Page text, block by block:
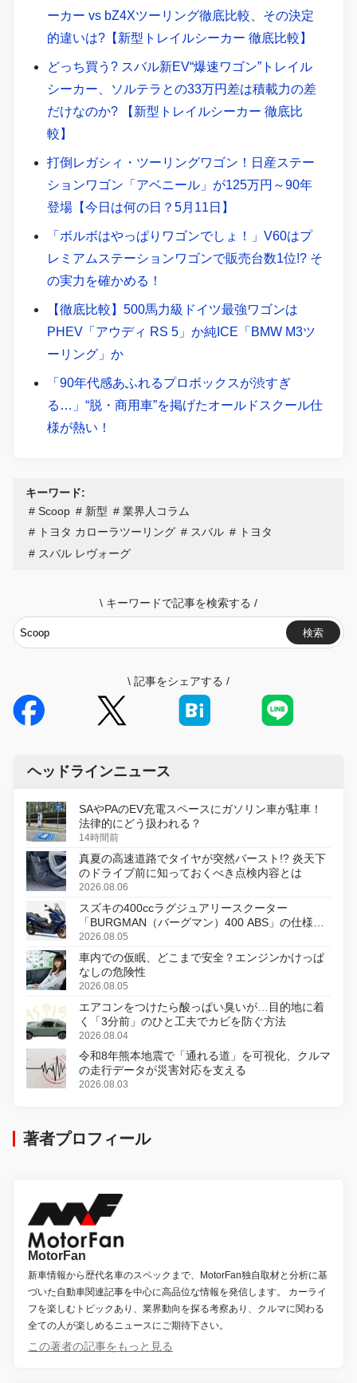
ーカー vs bZ4Xツーリング徹底比較、その決定
的違いは?【新型トレイルシーカー 徹底比較】
どっち買う? スバル新EV“爆速ワゴン”トレイル
シーカー、ソルテラとの33万円差は積載力の差
だけなのか? 【新型トレイルシーカー 徹底比
較】
打倒レガシィ・ツーリングワゴン！日産ステー
ションワゴン「アベニール」が125万円～90年
登場【今日は何の日？5月11日】
「ボルボはやっぱりワゴンでしょ！」V60はプ
レミアムステーションワゴンで販売台数1位!? そ
の実力を確かめる！
【徹底比較】500馬力級ドイツ最強ワゴンは
PHEV「アウディ RS 5」か純ICE「BMW M3ツ
ーリング」か
「90年代感あふれるプロボックスが渋すぎ
る…」“脱・商用車”を掲げたオールドスクール仕
様が熱い！
キーワード:
Scoop
新型
業界人コラム
トヨタ カローラツーリング
スバル
トヨタ
スバル レヴォーグ
\ キーワードで記事を検索する /
検索
\ 記事をシェアする /
ヘッドラインニュース
SAやPAのEV充電スペースにガソリン車が駐車！
法律的にどう扱われる？
14時間前
真夏の高速道路でタイヤが突然バースト!? 炎天下
のドライブ前に知っておくべき点検内容とは
2026.08.06
スズキの400ccラグジュアリースクーター
「BURGMAN（バーグマン）400 ABS」の仕様を
変更し、8月18日に発売
2026.08.05
車内での仮眠、どこまで安全？エンジンかけっぱ
なしの危険性
2026.08.05
エアコンをつけたら酸っぱい臭いが…目的地に着
く「3分前」のひと工夫でカビを防ぐ方法
2026.08.04
令和8年熊本地震で「通れる道」を可視化、クルマ
の走行データが災害対応を支える
2026.08.03
著者プロフィール
MotorFan
新車情報から歴代名車のスペックまで、MotorFan独自取材と分析に基
づいた自動車関連記事を中心に高品位な情報を発信します。 カーライ
フを楽しむトピックあり、業界動向を探る考察あり、クルマに関わる
全ての人が楽しめるニュースにご期待下さい。
この著者の記事をもっと見る